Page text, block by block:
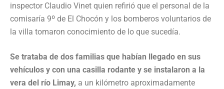
inspector Claudio Vinet quien refirió que el personal de la
comisaría 9º de El Chocón y los bomberos voluntarios de
la villa tomaron conocimiento de lo que sucedía.
Se trataba de dos familias que habían llegado en sus
vehículos y con una casilla rodante y se instalaron a la
vera del río Limay, a un kilómetro aproximadamente